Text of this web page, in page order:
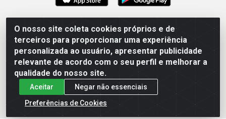
O nosso site coleta cookies próprios e de
terceiros para proporcionar uma experiência
personalizada ao usuário, apresentar publicidade
relevante de acordo com o seu perfil e melhorar a
qualidade do nosso site.
Aceitar
Negar não essenciais
Preferências de Cookies
Esperança Nordeste - Rua Professor Caldas Filho, 291 -
Estância - Recife / PE CEP: 50771-335 - CNPJ
03.666.136/0001-23